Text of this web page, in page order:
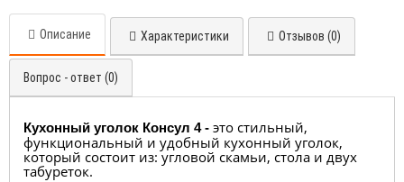
Описание Характеристики Отзывов (0)
Вопрос - ответ (0)
Кухонный уголок Консул 4 - это стильный,
функциональный и удобный кухонный уголок,
который состоит из: угловой скамьи, стола и двух
табуреток.